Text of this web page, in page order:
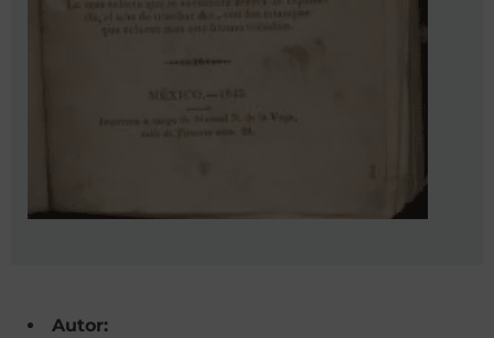
Autor: